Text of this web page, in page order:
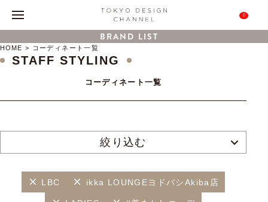
0
BRAND LIST
HOME コーディネート一覧
STAFF STYLING
コーディネート一覧
絞り込む
LBC ikka LOUNGEヨドバシAkiba店